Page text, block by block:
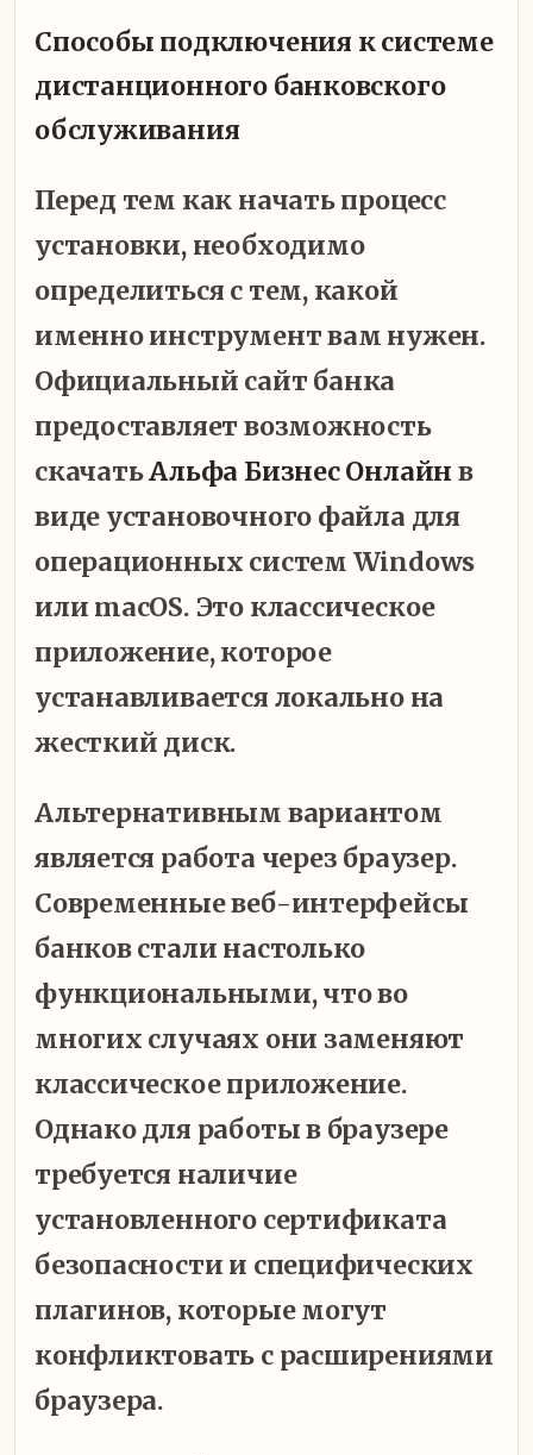
Способы подключения к системе
дистанционного банковского
обслуживания
Перед тем как начать процесс
установки, необходимо
определиться с тем, какой
именно инструмент вам нужен.
Официальный сайт банка
предоставляет возможность
скачатьАльфа Бизнес Онлайн в
виде установочного файла для
операционных систем Windows
или macOS. Это классическое
приложение, которое
устанавливается локально на
жесткий диск.
Альтернативным вариантом
является работа через браузер.
Современные веб-интерфейсы
банков стали настолько
функциональными, что во
многих случаях они заменяют
классическое приложение.
Однако для работы в браузере
требуется наличие
установленного сертификата
безопасности и специфических
плагинов, которые могут
конфликтовать с расширениями
браузера.